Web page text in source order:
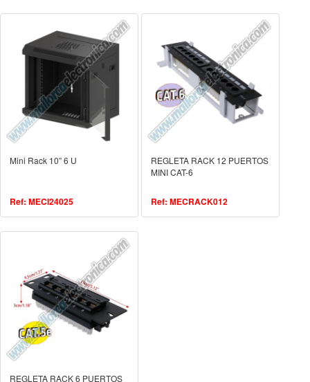
Mini Rack 10” 6 U
Ref: MECI24025
REGLETA RACK 12 PUERTOS
MINI CAT-6
Ref: MECRACK012
REGLETA RACK 6 PUERTOS